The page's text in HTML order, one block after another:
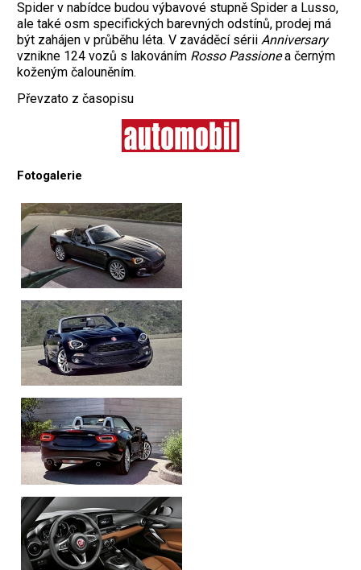
Spider v nabídce budou výbavové stupně Spider a Lusso,
ale také osm specifických barevných odstínů, prodej má
být zahájen v průběhu léta. V zaváděcí sérii Anniversary
vznikne 124 vozů s lakováním Rosso Passionea černým
koženým čalouněním.
Převzato z časopisu
Fotogalerie